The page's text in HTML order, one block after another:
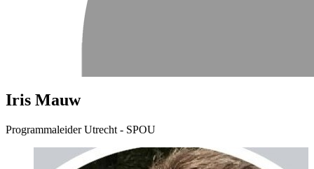
Iris Mauw
Programmaleider Utrecht - SPOU